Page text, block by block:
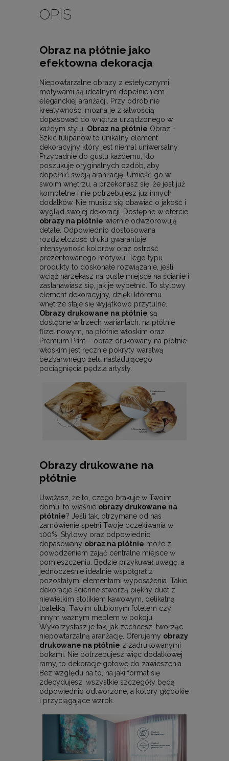
OPIS
Obraz na płótnie jako
efektowna dekoracja
Niepowtarzalne obrazy z estetycznymi
motywami są idealnym dopełnieniem
eleganckiej aranżacji. Przy odrobinie
kreatywności można je z łatwością
dopasować do wnętrza urządzonego w
każdym stylu. Obraz na płótnie Obraz -
Szkic tulipanów to unikalny element
dekoracyjny który jest niemal uniwersalny.
Przypadnie do gustu każdemu, kto
poszukuje oryginalnych ozdób, aby
dopełnić swoją aranżację. Umieść go w
swoim wnętrzu, a przekonasz się, że jest już
kompletne i nie potrzebujesz już innych
dodatków. Nie musisz się obawiać o jakość i
wygląd swojej dekoracji. Dostępne w ofercie
obrazy na płótnie wiernie odwzorowują
detale. Odpowiednio dostosowana
rozdzielczość druku gwarantuje
intensywność kolorów oraz ostrość
prezentowanego motywu. Tego typu
produkty to doskonałe rozwiązanie, jeśli
wciąż narzekasz na puste miejsce na ścianie i
zastanawiasz się, jak je wypełnić. To stylowy
element dekoracyjny, dzięki któremu
wnętrze staje się wyjątkowo przytulne.
Obrazy drukowane na płótnie są
dostępne w trzech wariantach: na płótnie
flizelinowym, na płótnie włoskim oraz
Premium Print – obraz drukowany na płótnie
włoskim jest ręcznie pokryty warstwą
bezbarwnego żelu naśladującego
pociągnięcia pędzla artysty.
Obrazy drukowane na
płótnie
Uważasz, że to, czego brakuje w Twoim
domu, to właśnie obrazy drukowane na
płótnie? Jeśli tak, otrzymane od nas
zamówienie spełni Twoje oczekiwania w
100%. Stylowy oraz odpowiednio
dopasowany obraz na płótnie może z
powodzeniem zająć centralne miejsce w
pomieszczeniu. Będzie przykuwał uwagę, a
jednocześnie idealnie współgrał z
pozostałymi elementami wyposażenia. Takie
dekoracje ścienne stworzą piękny duet z
niewielkim stolikiem kawowym, delikatną
toaletką, Twoim ulubionym fotelem czy
innym ważnym meblem w pokoju.
Wykorzystasz je tak, jak zechcesz, tworząc
niepowtarzalną aranżację. Oferujemy obrazy
drukowane na płótnie z zadrukowanymi
bokami. Nie potrzebujesz więc dodatkowej
ramy, to dekoracje gotowe do zawieszenia.
Bez względu na to, na jaki format się
zdecydujesz, wszystkie szczegóły będą
odpowiednio odtworzone, a kolory głębokie
i przyciągające wzrok.